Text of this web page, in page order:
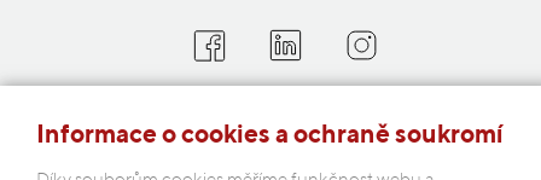
Informace o cookies a ochraně soukromí